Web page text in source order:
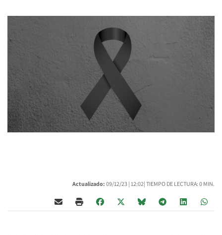
Actualizado: 09/12/23 | 12:02| TIEMPO DE LECTURA: 0 MIN.